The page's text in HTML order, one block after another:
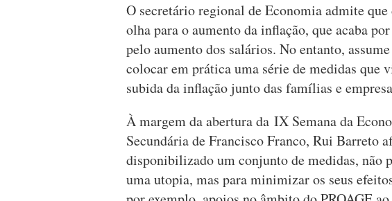
O secretário regional de Economia admite
olha para o aumento da inflação, que acaba
pelo aumento dos salários. No entanto,
colocar em prática uma série de medidas que
subida da inflação junto das famílias e
À margem da abertura da IX Semana da
Secundária de Francisco Franco, Rui Barreto
disponibilizado um conjunto de medidas, não
uma utopia, mas para minimizar os seus